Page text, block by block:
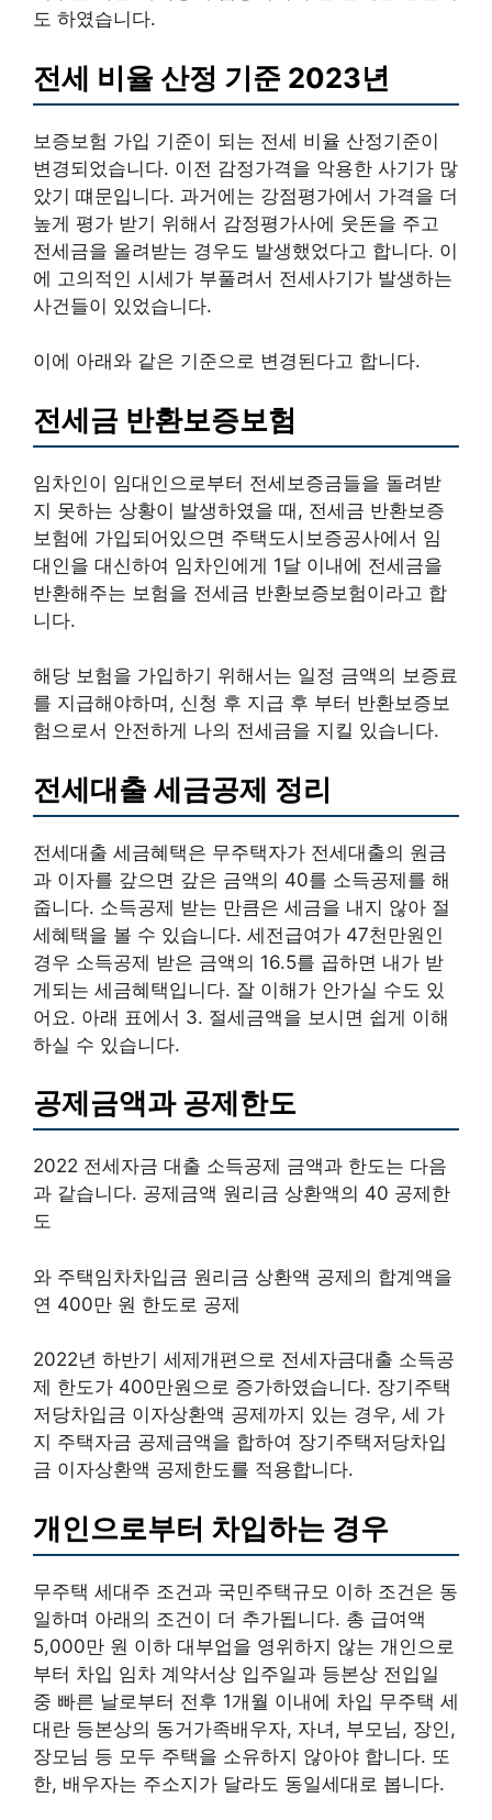
도 하였습니다.
전세 비율 산정 기준 2023년
보증보험 가입 기준이 되는 전세 비율 산정기준이
변경되었습니다. 이전 감정가격을 악용한 사기가 많
았기 떄문입니다. 과거에는 강점평가에서 가격을 더
높게 평가 받기 위해서 감정평가사에 웃돈을 주고
전세금을 올려받는 경우도 발생했었다고 합니다. 이
에 고의적인 시세가 부풀려서 전세사기가 발생하는
사건들이 있었습니다.
이에 아래와 같은 기준으로 변경된다고 합니다.
전세금 반환보증보험
임차인이 임대인으로부터 전세보증금들을 돌려받
지 못하는 상황이 발생하였을 때, 전세금 반환보증
보험에 가입되어있으면 주택도시보증공사에서 임
대인을 대신하여 임차인에게 1달 이내에 전세금을
반환해주는 보험을 전세금 반환보증보험이라고 합
니다.
해당 보험을 가입하기 위해서는 일정 금액의 보증료
를 지급해야하며, 신청 후 지급 후 부터 반환보증보
험으로서 안전하게 나의 전세금을 지킬 있습니다.
전세대출 세금공제 정리
전세대출 세금혜택은 무주택자가 전세대출의 원금
과 이자를 갚으면 갚은 금액의 40를 소득공제를 해
줍니다. 소득공제 받는 만큼은 세금을 내지 않아 절
세혜택을 볼 수 있습니다. 세전급여가 47천만원인
경우 소득공제 받은 금액의 16.5를 곱하면 내가 받
게되는 세금혜택입니다. 잘 이해가 안가실 수도 있
어요. 아래 표에서 3. 절세금액을 보시면 쉽게 이해
하실 수 있습니다.
공제금액과 공제한도
2022 전세자금 대출 소득공제 금액과 한도는 다음
과 같습니다. 공제금액 원리금 상환액의 40 공제한
도
와 주택임차차입금 원리금 상환액 공제의 합계액을
연 400만 원 한도로 공제
2022년 하반기 세제개편으로 전세자금대출 소득공
제 한도가 400만원으로 증가하였습니다. 장기주택
저당차입금 이자상환액 공제까지 있는 경우, 세 가
지 주택자금 공제금액을 합하여 장기주택저당차입
금 이자상환액 공제한도를 적용합니다.
개인으로부터 차입하는 경우
무주택 세대주 조건과 국민주택규모 이하 조건은 동
일하며 아래의 조건이 더 추가됩니다. 총 급여액
5,000만 원 이하 대부업을 영위하지 않는 개인으로
부터 차입 임차 계약서상 입주일과 등본상 전입일
중 빠른 날로부터 전후 1개월 이내에 차입 무주택 세
대란 등본상의 동거가족배우자, 자녀, 부모님, 장인,
장모님 등 모두 주택을 소유하지 않아야 합니다. 또
한, 배우자는 주소지가 달라도 동일세대로 봅니다.